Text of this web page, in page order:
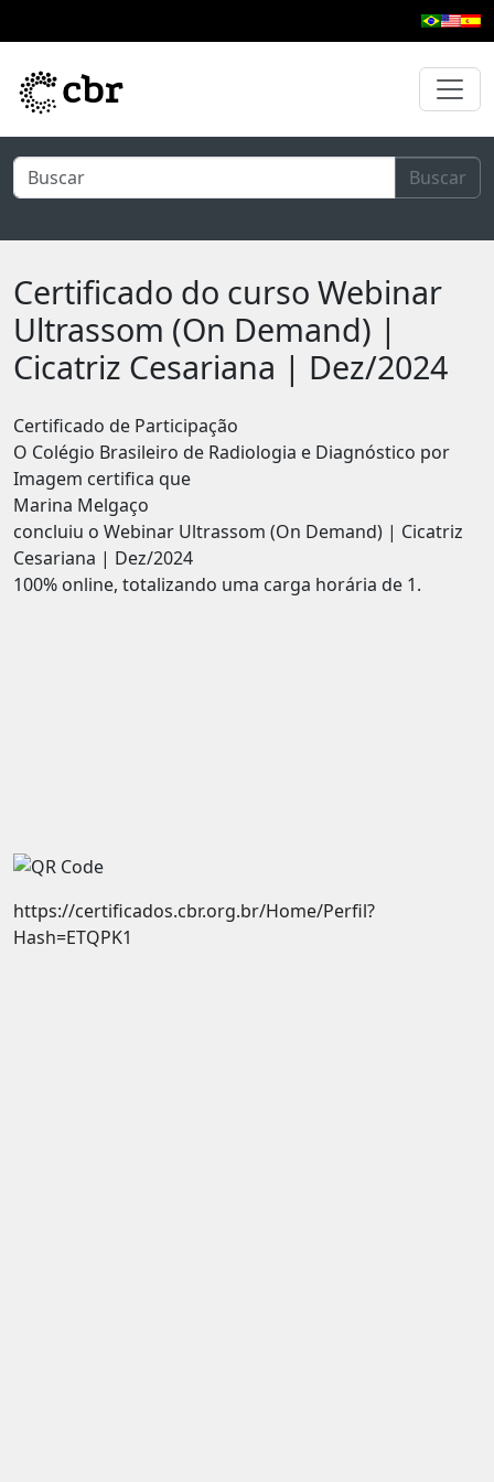
Buscar
Certificado do curso Webinar
Ultrassom (On Demand) |
Cicatriz Cesariana | Dez/2024
Certificado de Participação
O Colégio Brasileiro de Radiologia e Diagnóstico por
Imagem certifica que
Marina Melgaço
concluiu o Webinar Ultrassom (On Demand) | Cicatriz
Cesariana | Dez/2024
100% online, totalizando uma carga horária de 1.
https://certificados.cbr.org.br/Home/Perfil?
Hash=ETQPK1